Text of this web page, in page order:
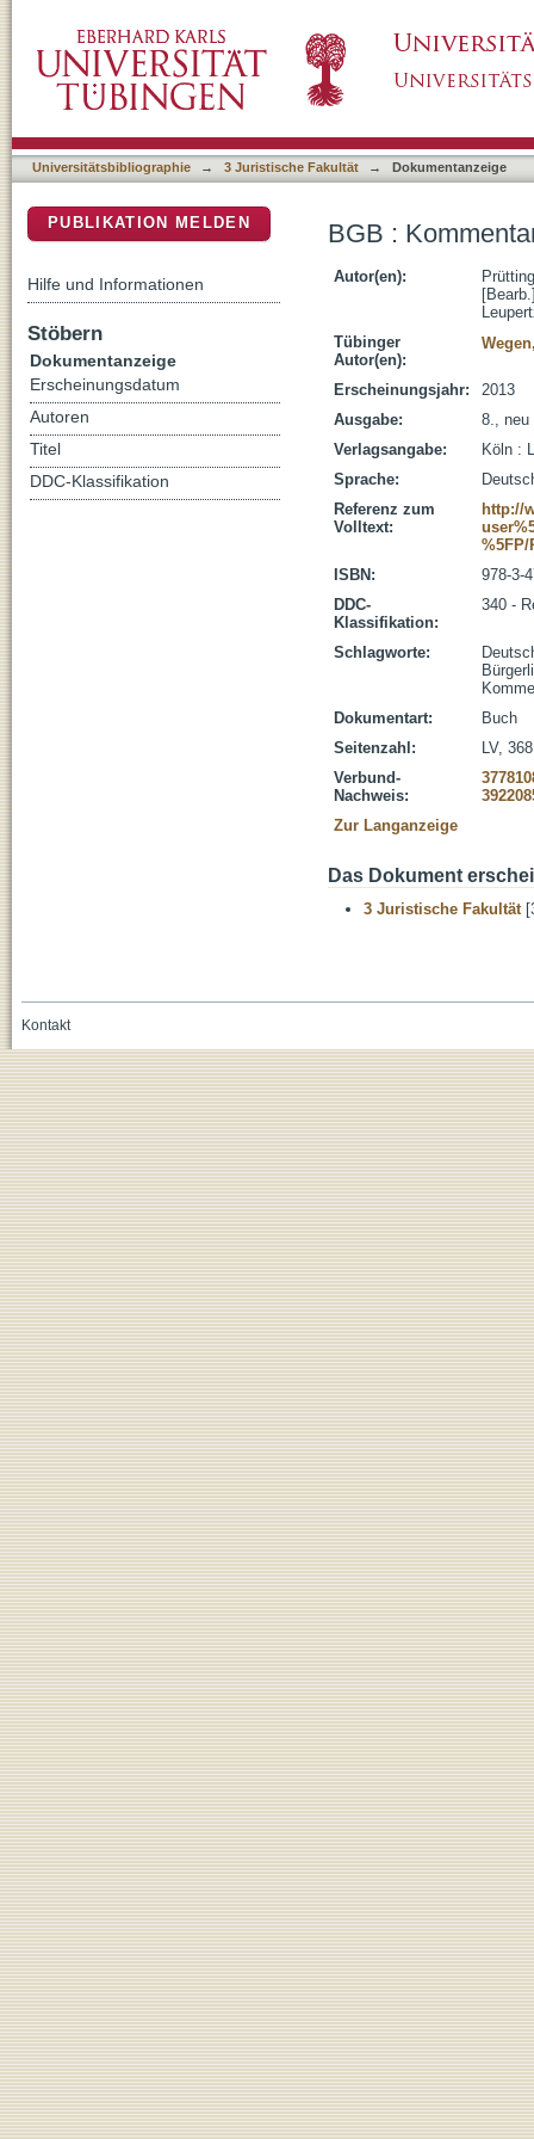
Universitätsbibliographie → 3 Juristische Fakultät → Dokumentanzeige
BGB :
Autor(en):
Tübinger
Autor(en):
Erscheinungsjahr:
2013
Ausgabe:
8., neu
Verlagsangabe:
Köln :
Sprache:
Referenz zum
Volltext:
http://
ISBN:
978-3-
DDC-
Klassifikation:
340 -
Schlagworte:
Dokumentart:
Buch
Seitenzahl:
LV,
Verbund-
Nachweis:
Zur Langanzeige
Das Dokument
3 Juristische Fakultät
PUBLIKATION MELDEN
Hilfe und Informationen
Stöbern
Dokumentanzeige
Erscheinungsdatum
Autoren
Titel
DDC-Klassifikation
Kontakt